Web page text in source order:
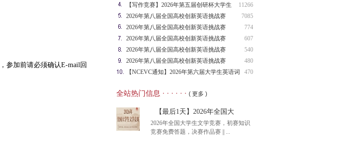
参加前请必须确认E-mail回
译竞
11266
【写作竞赛】2026年第五届创研杯大学生
英语
7085
2026年第八届全国高校创新英语挑战赛
（NCIE
774
2026年第八届全国高校创新英语挑战赛
607
2026年第八届全国高校创新英语挑战赛
（NCIE
540
2026年第八届全国高校创新英语挑战赛
（NCIE
480
2026年第八届全国高校创新英语挑战赛
（NCIE
470
【NCEVC通知】2026年第六届大学生英语词
全站热门信息 · · · · · · ( 更多 )
【最后1天】2026年全国大
2026年全国大学生文学竞赛，初赛知识
竞赛免费答题，决赛作品赛 || ...